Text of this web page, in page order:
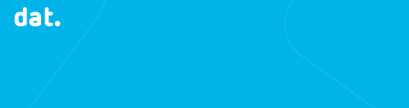
dat.